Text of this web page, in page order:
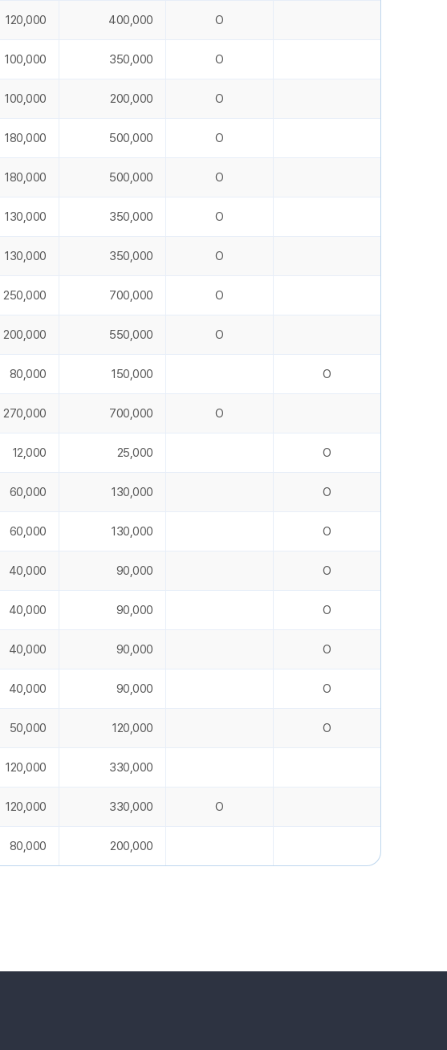
120,000 400,000 O
100,000 350,000 O
100,000 200,000 O
180,000 500,000 O
180,000 500,000 O
130,000 350,000 O
130,000 350,000 O
250,000 700,000 O
200,000 550,000 O
80,000 150,000 O
270,000 700,000 O
12,000 25,000 O
60,000 130,000 O
60,000 130,000 O
40,000 90,000 O
40,000 90,000 O
40,000 90,000 O
40,000 90,000 O
50,000 120,000 O
120,000 330,000
120,000 330,000 O
80,000 200,000